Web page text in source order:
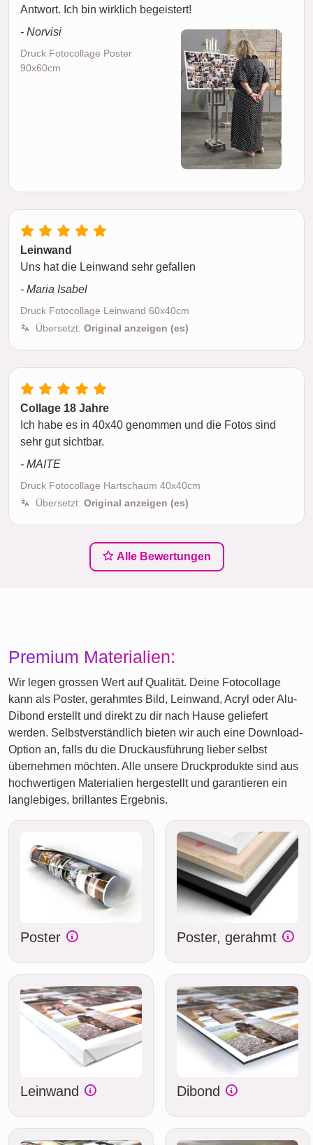
Antwort. Ich bin wirklich begeistert!
- Norvisi
Druck Fotocollage Poster
90x60cm
Leinwand
Uns hat die Leinwand sehr gefallen
- Maria Isabel
Druck Fotocollage Leinwand 60x40cm
Übersetzt: Original anzeigen (es)
Collage 18 Jahre
Ich habe es in 40x40 genommen und die Fotos sind
sehr gut sichtbar.
- MAITE
Druck Fotocollage Hartschaum 40x40cm
Übersetzt: Original anzeigen (es)
Alle Bewertungen
Premium Materialien:
Wir legen grossen Wert auf Qualität. Deine Fotocollage
kann als Poster, gerahmtes Bild, Leinwand, Acryl oder Alu-
Dibond erstellt und direkt zu dir nach Hause geliefert
werden. Selbstverständlich bieten wir auch eine Download-
Option an, falls du die Druckausführung lieber selbst
übernehmen möchten. Alle unsere Druckprodukte sind aus
hochwertigen Materialien hergestellt und garantieren ein
langlebiges, brillantes Ergebnis.
Poster Poster, gerahmt
Leinwand Dibond